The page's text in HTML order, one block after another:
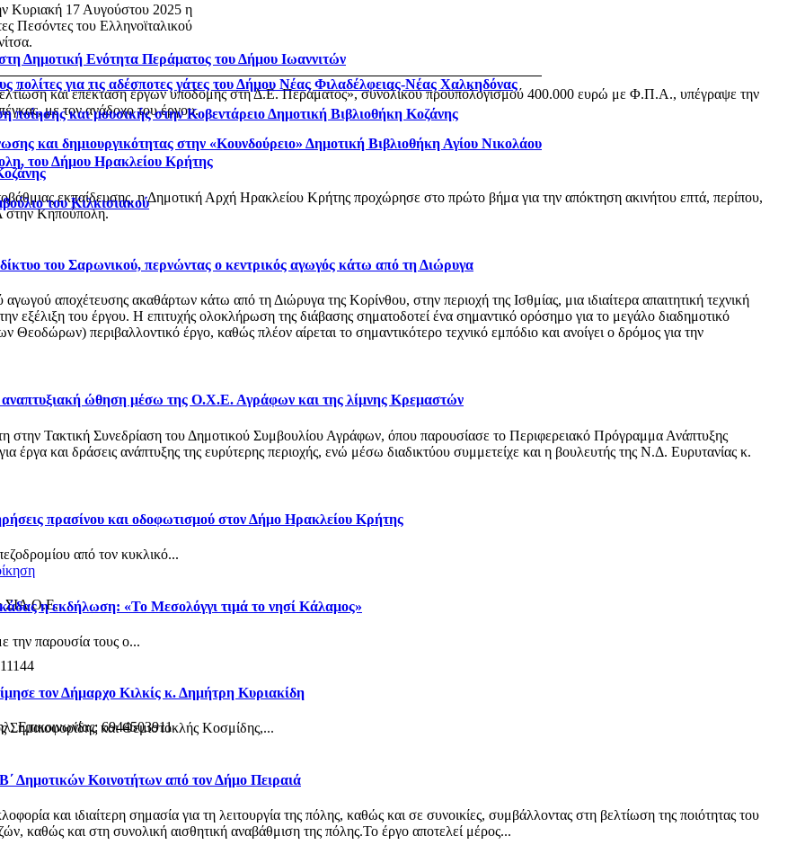
Δημοτική Ενότητα Περάματος του Δήμου Ιωαννιτών
και επέκταση έργων υποδομής στη Δ.Ε. Περάματος», συνολικού προϋπολογισμού 400.000 ευρώ με Φ.Π.Α., υπέγραψε την
με τον ανάδοχο του έργου.
του Δήμου Ηρακλείου Κρήτης
εκπαίδευσης, η Δημοτική Αρχή Ηρακλείου Κρήτης προχώρησε στο πρώτο βήμα για την απόκτηση ακινήτου επτά, περίπου,
Κηπούπολη.
του Σαρωνικού, περνώντας ο κεντρικός αγωγός κάτω από τη Διώρυγα
αποχέτευσης ακαθάρτων κάτω από τη Διώρυγα της Κορίνθου, στην περιοχή της Ισθμίας, μια ιδιαίτερα απαιτητική τεχνική
εξέλιξη του έργου. Η επιτυχής ολοκλήρωση της διάβασης σηματοδοτεί ένα σημαντικό ορόσημο για το μεγάλο διαδημοτικό
περιβαλλοντικό έργο, καθώς πλέον αίρεται το σημαντικότερο τεχνικό εμπόδιο και ανοίγει ο δρόμος για την
αναπτυξιακή ώθηση μέσω της Ο.Χ.Ε. Αγράφων και της λίμνης Κρεμαστών
στην Τακτική Συνεδρίαση του Δημοτικού Συμβουλίου Αγράφων, όπου παρουσίασε το Περιφερειακό Πρόγραμμα Ανάπτυξης
έργα και δράσεις ανάπτυξης της ευρύτερης περιοχής, ενώ μέσω διαδικτύου συμμετείχε και η βουλευτής της Ν.Δ. Ευρυτανίας κ.
πρασίνου και οδοφωτισμού στον Δήμο Ηρακλείου Κρήτης
από τον κυκλικό...
η εκδήλωση: «Το Μεσολόγγι τιμά το νησί Κάλαμος»
την παρουσία τους ο...
τον Δήμαρχο Κιλκίς κ. Δημήτρη Κυριακίδη
Σημαιοφορίδης και Θεμιστοκλής Κοσμίδης,...
Δημοτικών Κοινοτήτων από τον Δήμο Πειραιά
και ιδιαίτερη σημασία για τη λειτουργία της πόλης, καθώς και σε συνοικίες, συμβάλλοντας στη βελτίωση της ποιότητας του
καθώς και στη συνολική αισθητική αναβάθμιση της πόλης.Το έργο αποτελεί μέρος...
Κυριακή 17 Αυγούστου 2025 η
Πεσόντες του Ελληνοϊταλικού
για τις αδέσποτες γάτες του Δήμου Νέας Φιλαδέλφειας-Νέας Χαλκηδόνας
και μουσικής στην Κοβεντάρειο Δημοτική Βιβλιοθήκη Κοζάνης
και δημιουργικότητας στην «Κουνδούρειο» Δημοτική Βιβλιοθήκη Αγίου Νικολάου
του Κιλκισιακού
ΣΙΑ Ο.Ε.
Επικοινωνίας: 6944503911